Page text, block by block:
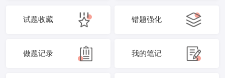
试题收藏 错题强化
做题记录 我的笔记